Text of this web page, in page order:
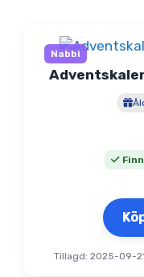
Nabbi
Tillagd: 2025-09-